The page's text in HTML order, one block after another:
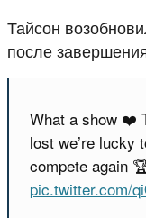
Тайсон
после
What a show ❤️
lost we’re lucky
compete again
pic.twitter.com/